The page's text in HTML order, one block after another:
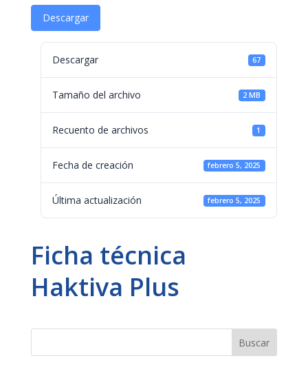
Descargar
Descargar 67
Tamaño del archivo 2 MB
Recuento de archivos 1
Fecha de creación febrero 5, 2025
Última actualización febrero 5, 2025
Ficha técnica
Haktiva Plus